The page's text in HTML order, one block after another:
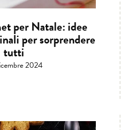
per Natale: idee
per sorprendere
tutti
2024